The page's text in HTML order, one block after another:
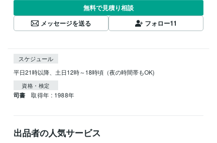
無料で見積り相談
メッセージを送る
フォロー11
スケジュール
資格・検定
司書 取得年 : 1988年
出品者の人気サービス